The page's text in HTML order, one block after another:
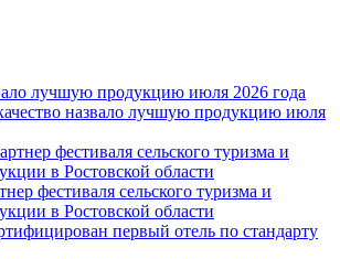
назвало лучшую продукцию июля
фестиваля сельского туризма и
в Ростовской области